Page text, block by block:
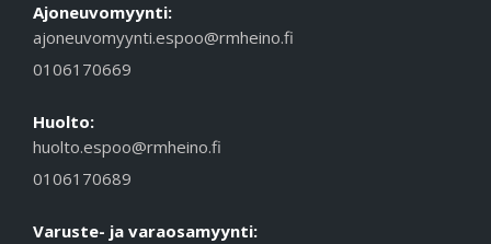
Ajoneuvomyynti:
ajoneuvomyynti.espoo@rmheino.fi
0106170669
Huolto:
huolto.espoo@rmheino.fi
0106170689
Varuste- ja varaosamyynti: